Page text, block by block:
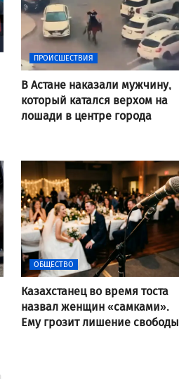
ПРОИСШЕСТВИЯ
В Астане наказали мужчину,
который катался верхом на
лошади в центре города
ОБЩЕСТВО
Казахстанец во время тоста
назвал женщин «самками».
Ему грозит лишение свободы